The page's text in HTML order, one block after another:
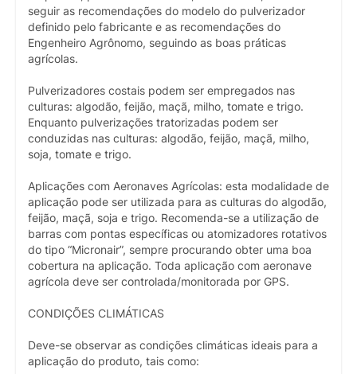
seguir as recomendações do modelo do pulverizador
definido pelo fabricante e as recomendações do
Engenheiro Agrônomo, seguindo as boas práticas
agrícolas.
Pulverizadores costais podem ser empregados nas
culturas: algodão, feijão, maçã, milho, tomate e trigo.
Enquanto pulverizações tratorizadas podem ser
conduzidas nas culturas: algodão, feijão, maçã, milho,
soja, tomate e trigo.
Aplicações com Aeronaves Agrícolas: esta modalidade de
aplicação pode ser utilizada para as culturas do algodão,
feijão, maçã, soja e trigo. Recomenda-se a utilização de
barras com pontas específicas ou atomizadores rotativos
do tipo “Micronair”, sempre procurando obter uma boa
cobertura na aplicação. Toda aplicação com aeronave
agrícola deve ser controlada/monitorada por GPS.
CONDIÇÕES CLIMÁTICAS
Deve-se observar as condições climáticas ideais para a
aplicação do produto, tais como: